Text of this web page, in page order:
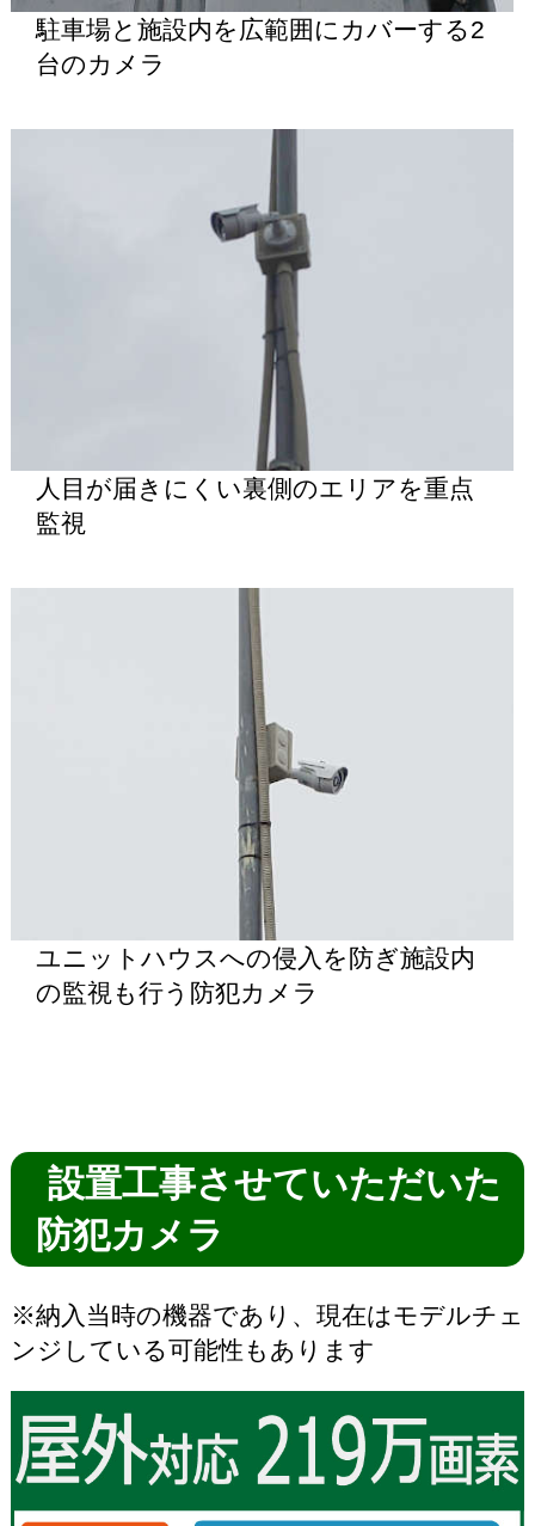
駐車場と施設内を広範囲にカバーする2
台のカメラ
人目が届きにくい裏側のエリアを重点
監視
ユニットハウスへの侵入を防ぎ施設内
の監視も行う防犯カメラ
設置工事させていただいた
防犯カメラ
※納入当時の機器であり、現在はモデルチェ
ンジしている可能性もあります